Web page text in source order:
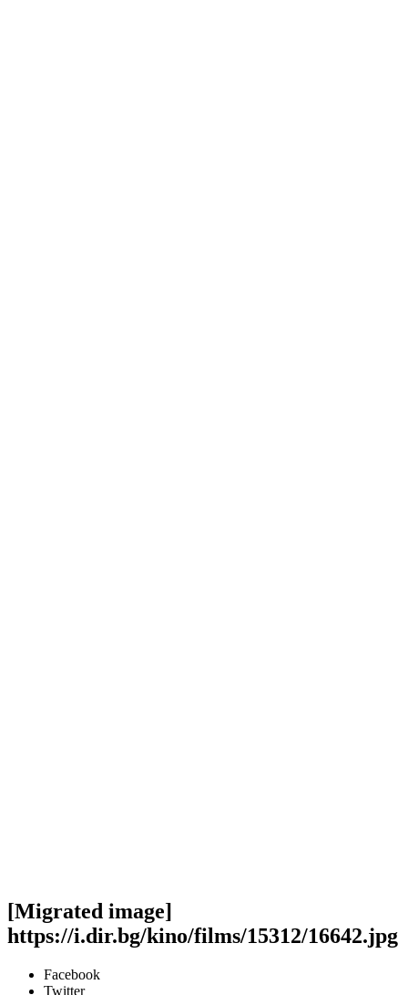
[Migrated image]
https://i.dir.bg/kino/films/15312/16642.jpg
Facebook
Twitter